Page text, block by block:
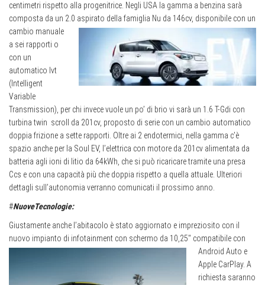
centimetri rispetto alla progenitrice. Negli USA la gamma a benzina sarà
composta da un 2.0 aspirato della famiglia Nu da 146cv, disponibile con un
cambio manuale
a sei rapporti o
con un
automatico Ivt
(Intelligent
Variable
Transmission), per chi invece vuole un po’ di brio vi sarà un 1.6 T-Gdi con
turbina twin scroll da 201cv, proposto di serie con un cambio automatico
doppia frizione a sette rapporti. Oltre ai 2 endotermici, nella gamma c’è
spazio anche per la Soul EV, l’elettrica con motore da 201cv alimentata da
batteria agli ioni di litio da 64kWh, che si può ricaricare tramite una presa
Ccs e con una capacità più che doppia rispetto a quella attuale. Ulteriori
dettagli sull’autonomia verranno comunicati il prossimo anno.
#NuoveTecnologie:
Giustamente anche l’abitacolo è stato aggiornato e impreziosito con il
nuovo impianto di infotainment con schermo da 10,25″ compatibile con
Android Auto e
Apple CarPlay. A
richiesta saranno